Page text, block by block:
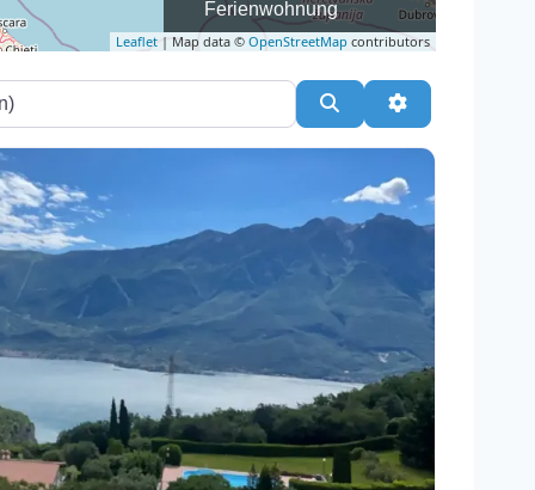
Leaflet | Map data © OpenStreetMap contributors
Ferienwohnung
SuchenErweiterte